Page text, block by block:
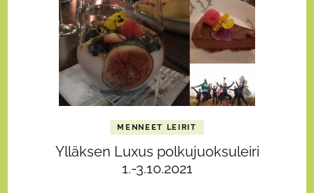
MENNEET LEIRIT
Ylläksen Luxus polkujuoksuleiri
1.-3.10.2021